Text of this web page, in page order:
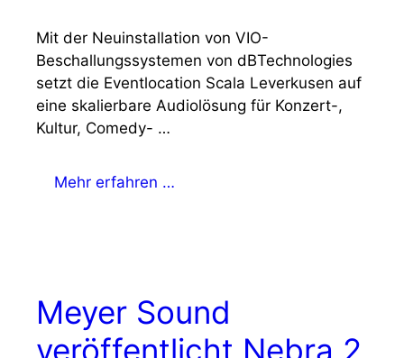
Mit der Neuinstallation von VIO-
Beschallungssystemen von dBTechnologies
setzt die Eventlocation Scala Leverkusen auf
eine skalierbare Audiolösung für Konzert-,
Kultur, Comedy- …
Mehr erfahren …
Meyer Sound
veröffentlicht Nebra 2